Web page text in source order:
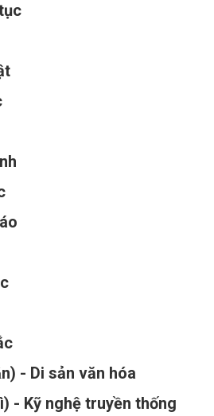
- Di sản văn hóa
- Kỹ nghệ truyền thống